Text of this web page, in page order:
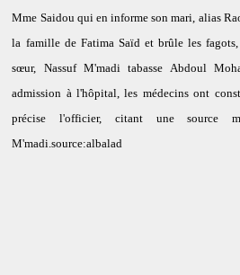
Mme Saidou qui en informe son mari, alias
la famille de Fatima Saïd et brûle les
sœur, Nassuf M'madi tabasse Abdoul
admission à l'hôpital, les médecins ont
précise l'officier, citant une source
M'madi.source:albalad